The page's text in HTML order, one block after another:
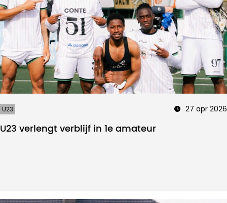
U23 27 apr 2026
U23 verlengt verblijf in 1e amateur